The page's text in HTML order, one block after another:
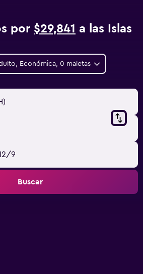
por $29,841 a las Islas
Económica, 0 maletas
9
Buscar